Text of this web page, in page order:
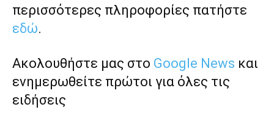
περισσότερες πληροφορίες πατήστε
εδώ.
Ακολουθήστε μας στο Google News και
ενημερωθείτε πρώτοι για όλες τις
ειδήσεις